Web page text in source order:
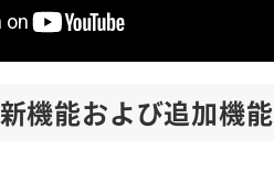
機能および追加機能